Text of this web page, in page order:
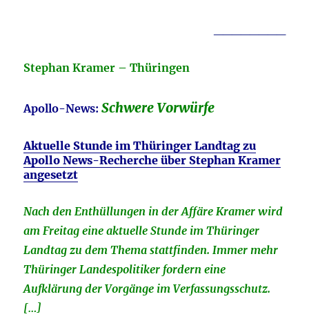
Stephan Kramer – Thüringen
Apollo-News: Schwere Vorwürfe
Aktuelle Stunde im Thüringer Landtag zu
Apollo News-Recherche über Stephan Kramer
angesetzt
Nach den Enthüllungen in der Affäre Kramer wird
am Freitag eine aktuelle Stunde im Thüringer
Landtag zu dem Thema stattfinden. Immer mehr
Thüringer Landespolitiker fordern eine
Aufklärung der Vorgänge im Verfassungsschutz.
[…]